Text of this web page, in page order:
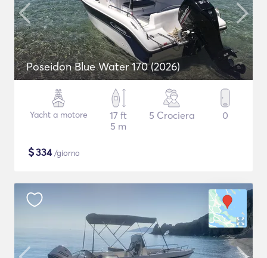
Poseidon Blue Water 170 (2026)
Yacht a motore
17 ft
5 m
5 Crociera 0
$334/giorno